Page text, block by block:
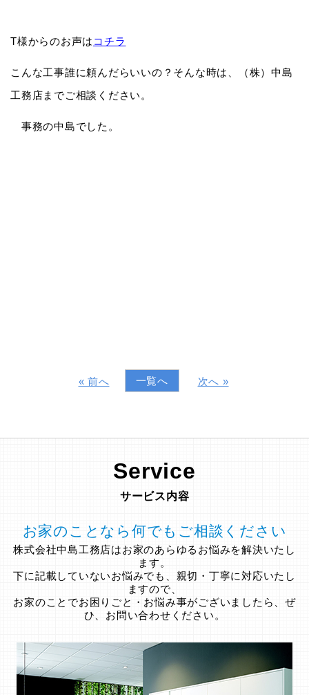
T様からのお声は コチラ
こんな工事誰に頼んだらいいの？そんな時は、（株）中島
工務店までご相談ください。
事務の中島でした。
« 前へ 一覧へ 次へ »
Service
サービス内容
お家のことなら何でもご相談ください
株式会社中島工務店はお家のあらゆるお悩みを解決いたし
ます。
下に記載していないお悩みでも、親切・丁寧に対応いたし
ますので、
お家のことでお困りごと・お悩み事がございましたら、ぜ
ひ、お問い合わせください。